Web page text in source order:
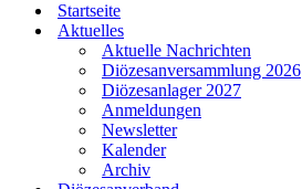
Startseite
Aktuelles
Aktuelle Nachrichten
Diözesanversammlung 2026
Diözesanlager 2027
Anmeldungen
Newsletter
Kalender
Archiv